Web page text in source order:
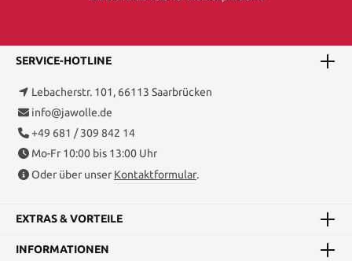
SERVICE-HOTLINE
Lebacherstr. 101, 66113 Saarbrücken
info@jawolle.de
+49 681 / 309 842 14
Mo-Fr 10:00 bis 13:00 Uhr
Oder über unser Kontaktformular.
EXTRAS & VORTEILE
INFORMATIONEN